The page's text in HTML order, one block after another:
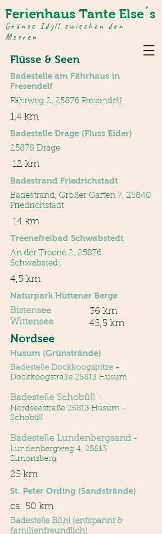
Ferienhaus Tante Else´s
Grünes Idyll zwischen den
Meeren
Flüsse & Seen
Badestelle am Fährhaus in
Fresendelf
Fährweg 2, 25876 Fresendelf
1,4 km
Badestelle Drage (Fluss Eider)
25878 Drage
12 km
Badestrand Friedrichstadt
Badestrand, Großer Garten 7, 25840
Friedrichstadt
14 km
Treenefreibad Schwabstedt
An der Treene 2, 25876
Schwabstedt
4,5 km
Naturpark Hüttener Berge
Bistensee
Wittensee
36 km
45,5 km
Nordsee
Husum (Grünstrände)
Badestelle Dockkoogspitze -
Dockkoogstraße 25813 Husum
Badestelle Schobüll -
Nordseestraße 25813 Husum -
Schobüll
Badestelle Lundenbergsand -
Lundenbergweg 4, 25813
Simonsberg
25 km
St. Peter Ording (Sandstrände)
ca. 50 km
Badestelle Böhl (entspannt &
familienfreundlich)